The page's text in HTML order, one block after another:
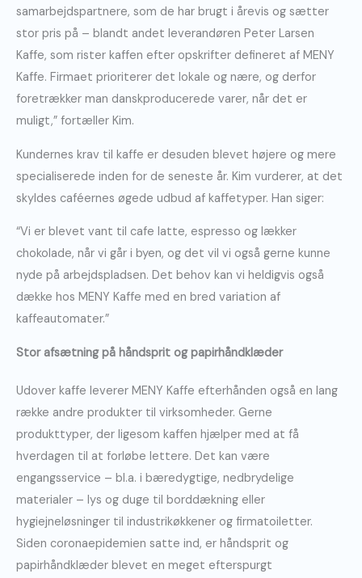
samarbejdspartnere, som de har brugt i årevis og sætter
stor pris på – blandt andet leverandøren Peter Larsen
Kaffe, som rister kaffen efter opskrifter defineret af MENY
Kaffe. Firmaet prioriterer det lokale og nære, og derfor
foretrækker man danskproducerede varer, når det er
muligt,” fortæller Kim.
Kundernes krav til kaffe er desuden blevet højere og mere
specialiserede inden for de seneste år. Kim vurderer, at det
skyldes caféernes øgede udbud af kaffetyper. Han siger:
“Vi er blevet vant til cafe latte, espresso og lækker
chokolade, når vi går i byen, og det vil vi også gerne kunne
nyde på arbejdspladsen. Det behov kan vi heldigvis også
dække hos MENY Kaffe med en bred variation af
kaffeautomater.”
Stor afsætning på håndsprit og papirhåndklæder
Udover kaffe leverer MENY Kaffe efterhånden også en lang
række andre produkter til virksomheder. Gerne
produkttyper, der ligesom kaffen hjælper med at få
hverdagen til at forløbe lettere. Det kan være
engangsservice – bl.a. i bæredygtige, nedbrydelige
materialer – lys og duge til borddækning eller
hygiejneløsninger til industrikøkkener og firmatoiletter.
Siden coronaepidemien satte ind, er håndsprit og
papirhåndklæder blevet en meget efterspurgt